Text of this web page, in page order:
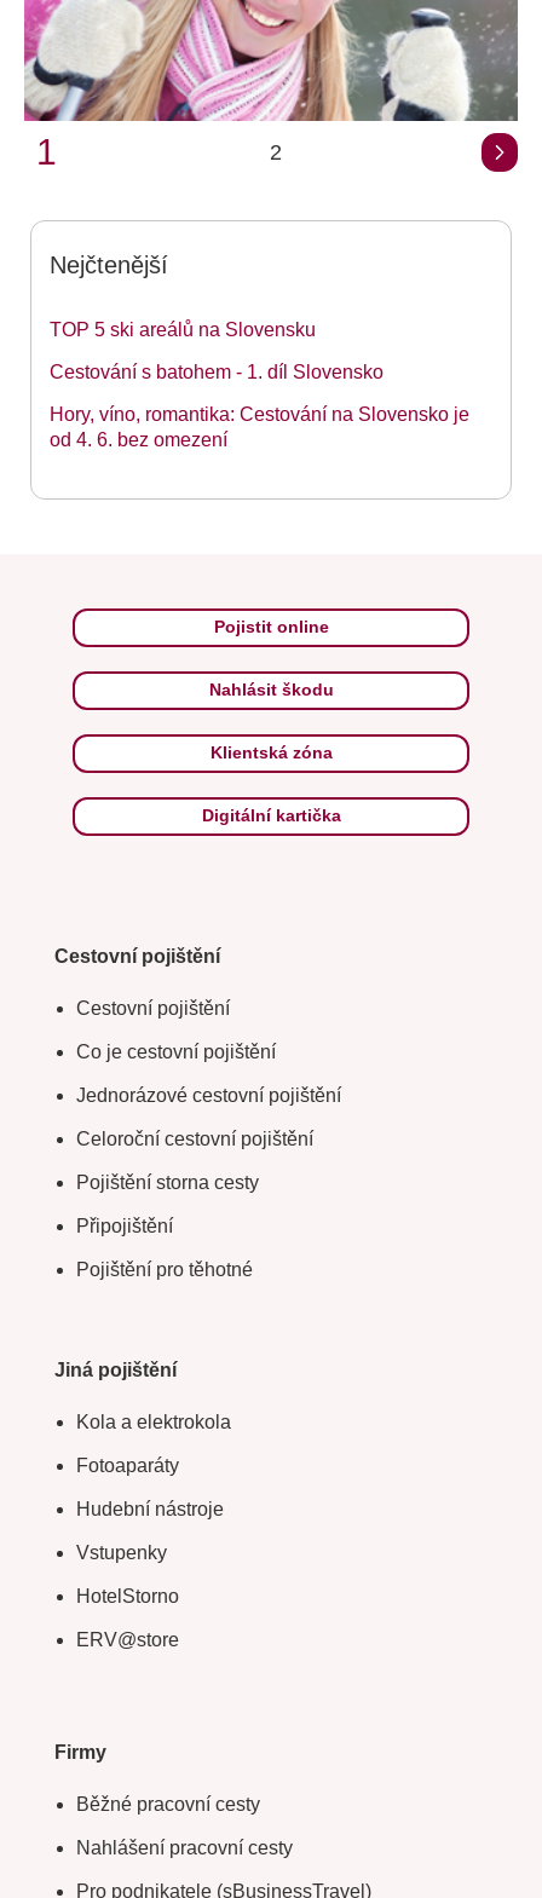
1 2
Nejčtenější
TOP 5 ski areálů na Slovensku
Cestování s batohem - 1. díl Slovensko
Hory, víno, romantika: Cestování na Slovensko je
od 4. 6. bez omezení
Pojistit online
Nahlásit škodu
Klientská zóna
Digitální kartička
Cestovní pojištění
Cestovní pojištění
Co je cestovní pojištění
Jednorázové cestovní pojištění
Celoroční cestovní pojištění
Pojištění storna cesty
Připojištění
Pojištění pro těhotné
Jiná pojištění
Kola a elektrokola
Fotoaparáty
Hudební nástroje
Vstupenky
HotelStorno
ERV@store
Firmy
Běžné pracovní cesty
Nahlášení pracovní cesty
Pro podnikatele (sBusinessTravel)